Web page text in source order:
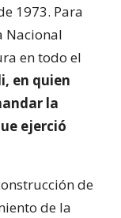
1973. Para
Nacional
en todo el
en quien
la
ejerció
de
de la